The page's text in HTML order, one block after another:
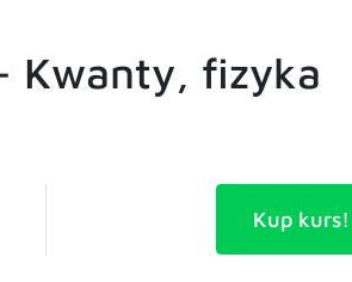
Kwanty, fizyka
Kup kurs!